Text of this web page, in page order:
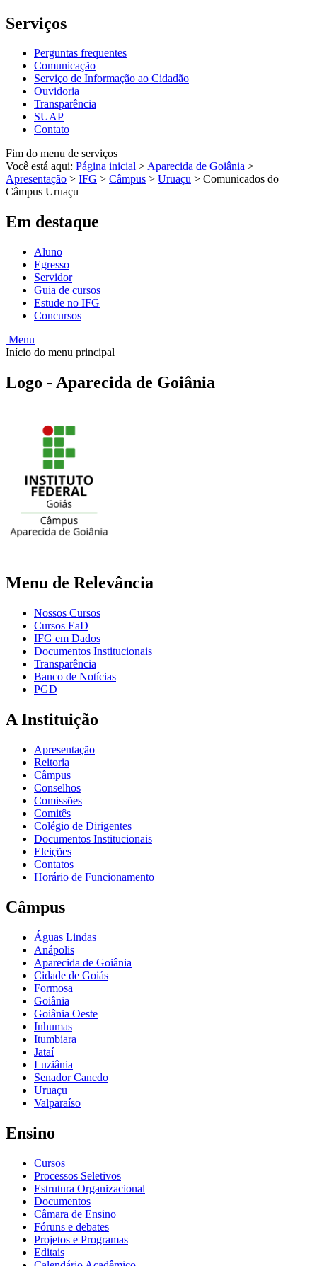
Serviços
Perguntas frequentes
Comunicação
Serviço de Informação ao Cidadão
Ouvidoria
Transparência
SUAP
Contato
Fim do menu de serviços
Você está aqui: Página inicial >Aparecida de Goiânia >
Apresentação > IFG > Câmpus > Uruaçu > Comunicados do
Câmpus Uruaçu
Em destaque
Aluno
Egresso
Servidor
Guia de cursos
Estude no IFG
Concursos
Menu
Início do menu principal
Logo - Aparecida de Goiânia
Menu de Relevância
Nossos Cursos
Cursos EaD
IFG em Dados
Documentos Institucionais
Transparência
Banco de Notícias
PGD
A Instituição
Apresentação
Reitoria
Câmpus
Conselhos
Comissões
Comitês
Colégio de Dirigentes
Documentos Institucionais
Eleições
Contatos
Horário de Funcionamento
Câmpus
Águas Lindas
Anápolis
Aparecida de Goiânia
Cidade de Goiás
Formosa
Goiânia
Goiânia Oeste
Inhumas
Itumbiara
Jataí
Luziânia
Senador Canedo
Uruaçu
Valparaíso
Ensino
Cursos
Processos Seletivos
Estrutura Organizacional
Documentos
Câmara de Ensino
Fóruns e debates
Projetos e Programas
Editais